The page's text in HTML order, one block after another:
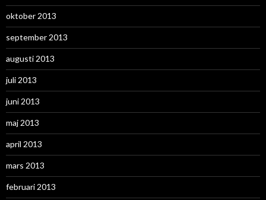
oktober 2013
september 2013
augusti 2013
juli 2013
juni 2013
maj 2013
april 2013
mars 2013
februari 2013